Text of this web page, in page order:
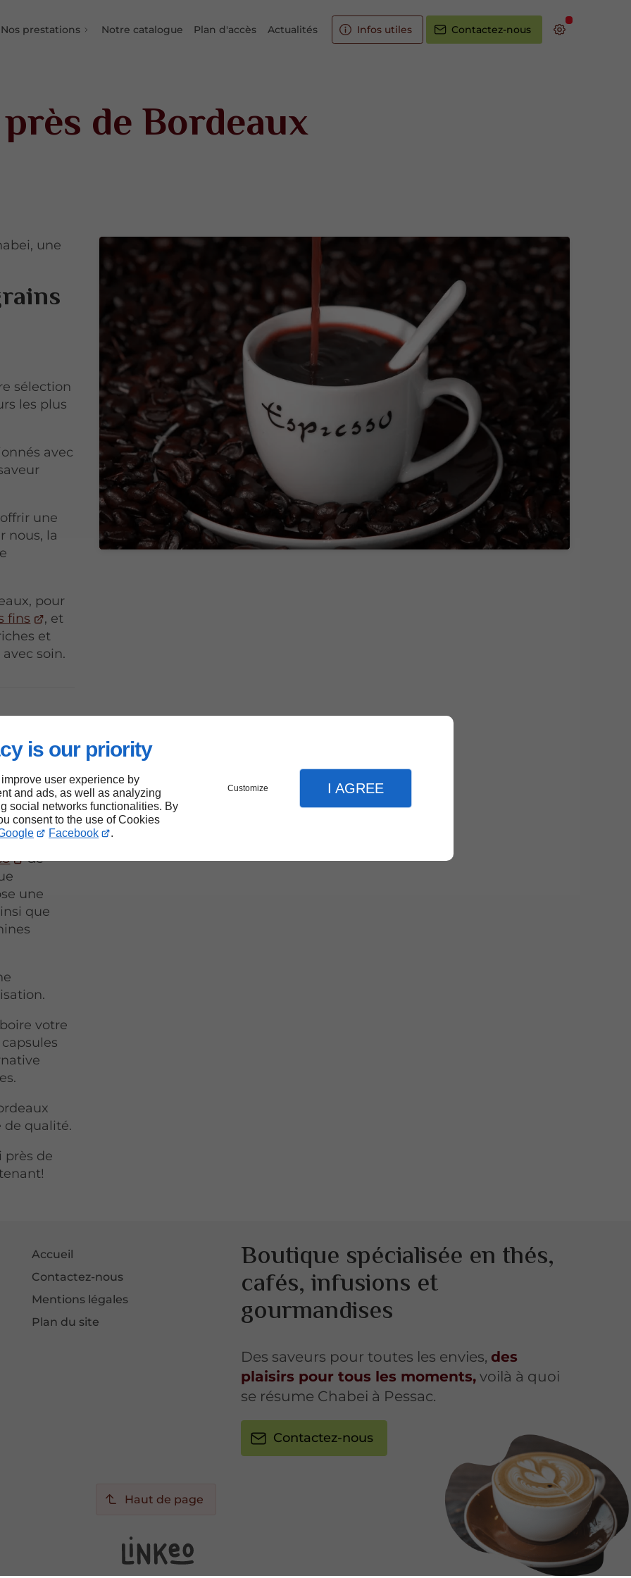
is our priority
user experience by
and ads, as well as analyzing
social networks functionalities. By
consent to the use of Cookies
Facebook .
Customize I AGREE
Nos prestations Notre catalogue Plan d'accès Actualités Infos utiles Contactez-nous
de Bordeaux
une
sélection
les plus
avec
une
nous, la
pour
fins
, et
et
soin.
près
optez
de
une
que
votre
de qualité.
près de
Accueil
Contactez-nous
Mentions légales
Plan du site
Boutique spécialisée en thés,
cafés, infusions et
gourmandises
Des saveurs pour toutes les envies,des
plaisirs pour tous les moments, voilà à quoi
se résume Chabei à Pessac.
Contactez-nous
Haut de page